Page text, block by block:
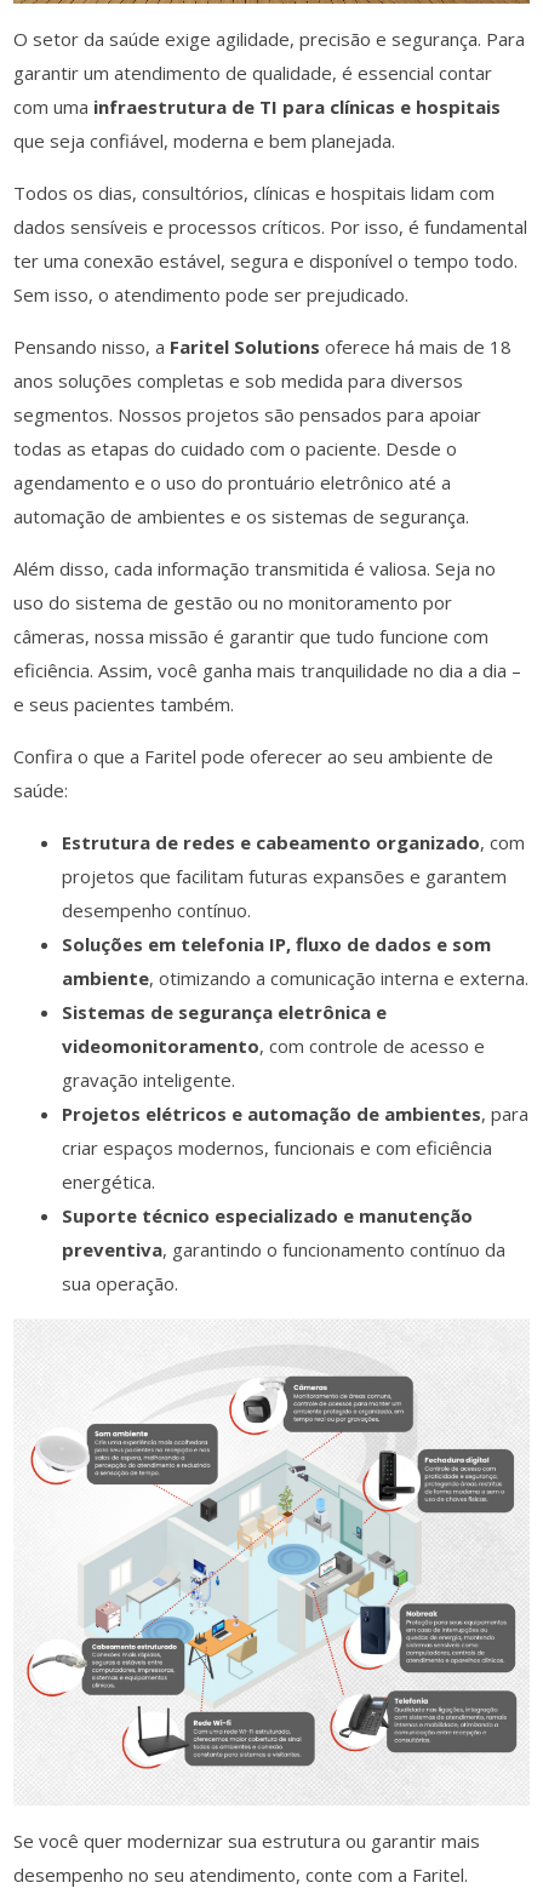
O setor da saúde exige agilidade, precisão e segurança. Para
garantir um atendimento de qualidade, é essencial contar
com uma infraestrutura de TI para clínicas e hospitais
que seja confiável, moderna e bem planejada.
Todos os dias, consultórios, clínicas e hospitais lidam com
dados sensíveis e processos críticos. Por isso, é fundamental
ter uma conexão estável, segura e disponível o tempo todo.
Sem isso, o atendimento pode ser prejudicado.
Pensando nisso, a Faritel Solutions oferece há mais de 18
anos soluções completas e sob medida para diversos
segmentos. Nossos projetos são pensados para apoiar
todas as etapas do cuidado com o paciente. Desde o
agendamento e o uso do prontuário eletrônico até a
automação de ambientes e os sistemas de segurança.
Além disso, cada informação transmitida é valiosa. Seja no
uso do sistema de gestão ou no monitoramento por
câmeras, nossa missão é garantir que tudo funcione com
eficiência. Assim, você ganha mais tranquilidade no dia a dia –
e seus pacientes também.
Confira o que a Faritel pode oferecer ao seu ambiente de
saúde:
Estrutura de redes e cabeamento organizado, com
projetos que facilitam futuras expansões e garantem
desempenho contínuo.
Soluções em telefonia IP, fluxo de dados e som
ambiente, otimizando a comunicação interna e externa.
Sistemas de segurança eletrônica e
videomonitoramento, com controle de acesso e
gravação inteligente.
Projetos elétricos e automação de ambientes, para
criar espaços modernos, funcionais e com eficiência
energética.
Suporte técnico especializado e manutenção
preventiva, garantindo o funcionamento contínuo da
sua operação.
Se você quer modernizar sua estrutura ou garantir mais
desempenho no seu atendimento, conte com a Faritel.